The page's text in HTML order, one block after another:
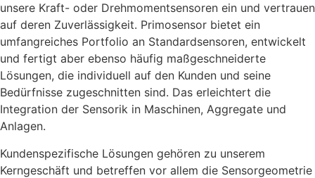
unsere Kraft- oder Drehmomentsensoren ein und vertrauen
auf deren Zuverlässigkeit. Primosensor bietet ein
umfangreiches Portfolio an Standardsensoren, entwickelt
und fertigt aber ebenso häufig maßgeschneiderte
Lösungen, die individuell auf den Kunden und seine
Bedürfnisse zugeschnitten sind. Das erleichtert die
Integration der Sensorik in Maschinen, Aggregate und
Anlagen.
Kundenspezifische Lösungen gehören zu unserem
Kerngeschäft und betreffen vor allem die Sensorgeometrie